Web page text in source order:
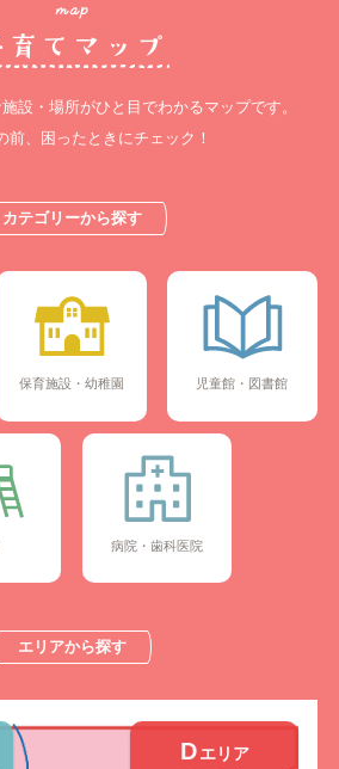
設・場所がひと目でわかるマップです。
前、困ったときにチェック！
カテゴリーから探す
保育施設・幼稚園 児童館・図書館
病院・歯科医院
エリアから探す
D エリア